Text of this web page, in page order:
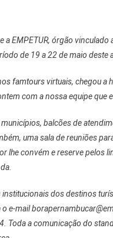
EMPETUR, órgão vinculado
de 19 a 22 de maio deste
famtours virtuais, chegou a
com a nossa equipe que
balcões de
uma sala de reuniões
lhe convém e reserve pelos
dos destinos
e-mail
Toda a comunicação do